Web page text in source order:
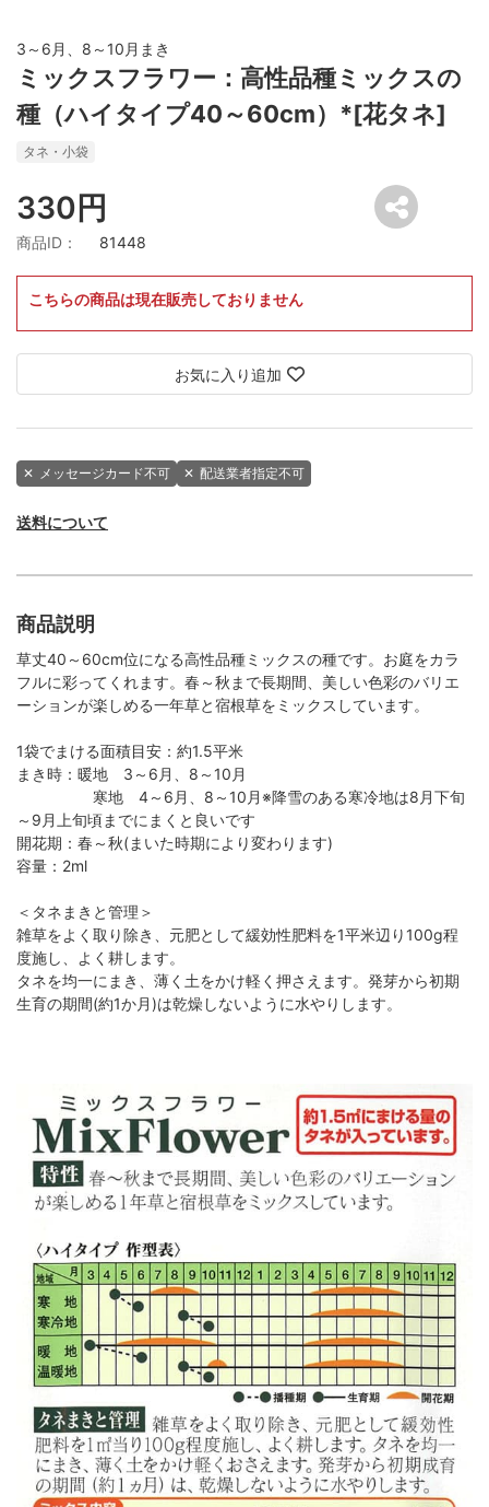
3～6月、8～10月まき
ミックスフラワー：高性品種ミックスの
種（ハイタイプ40～60cm）*[花タネ]
タネ・小袋
330円
商品ID： 81448
こちらの商品は現在販売しておりません
お気に入り追加
✕ メッセージカード不可 ✕ 配送業者指定不可
送料について
商品説明
草丈40～60cm位になる高性品種ミックスの種です。お庭をカラ
フルに彩ってくれます。春～秋まで長期間、美しい色彩のバリエ
ーションが楽しめる一年草と宿根草をミックスしています。
1袋でまける面積目安：約1.5平米
まき時：暖地 3～6月、8～10月
寒地 4～6月、8～10月※降雪のある寒冷地は8月下旬
～9月上旬頃までにまくと良いです
開花期：春～秋(まいた時期により変わります)
容量：2ml
＜タネまきと管理＞
雑草をよく取り除き、元肥として緩効性肥料を1平米辺り100g程
度施し、よく耕します。
タネを均一にまき、薄く土をかけ軽く押さえます。発芽から初期
生育の期間(約1か月)は乾燥しないように水やりします。